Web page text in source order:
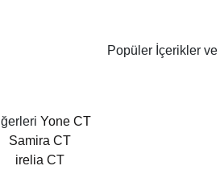
Popüler İçerikler ve
Yone CT
Samira CT
irelia CT